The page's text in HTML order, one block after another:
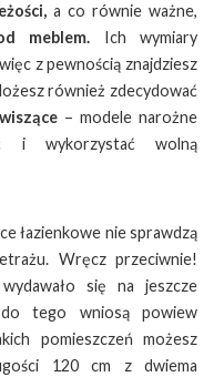
a co równie ważne,
meblem. Ich wymiary
z pewnością znajdziesz
również zdecydować
– modele narożne
i wykorzystać wolną
łazienkowe nie sprawdzą
Wręcz przeciwnie!
się na jeszcze
tego wniosą powiew
pomieszczeń możesz
120 cm z dwiema